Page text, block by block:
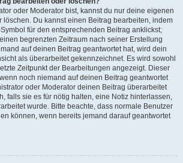
oder Moderator bist, kannst du nur deine eigenen
löschen. Du kannst einen Beitrag bearbeiten, indem
für den entsprechenden Beitrag anklickst;
begrenzten Zeitraum nach seiner Erstellung
auf deinen Beitrag geantwortet hat, wird dein
als überarbeitet gekennzeichnet. Es wird sowohl
Zeitpunkt der Bearbeitungen angezeigt. Dieser
noch niemand auf deinen Beitrag geantwortet
oder Moderator deinen Beitrag überarbeitet
falls sie es für nötig halten, eine Notiz hinterlassen,
wurde. Bitte beachte, dass normale Benutzer
können, wenn bereits jemand darauf geantwortet